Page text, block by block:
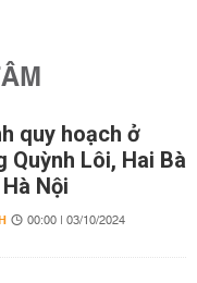
quy hoạch ở
Quỳnh Lôi, Hai Bà
Nội
00:00 | 03/10/2024